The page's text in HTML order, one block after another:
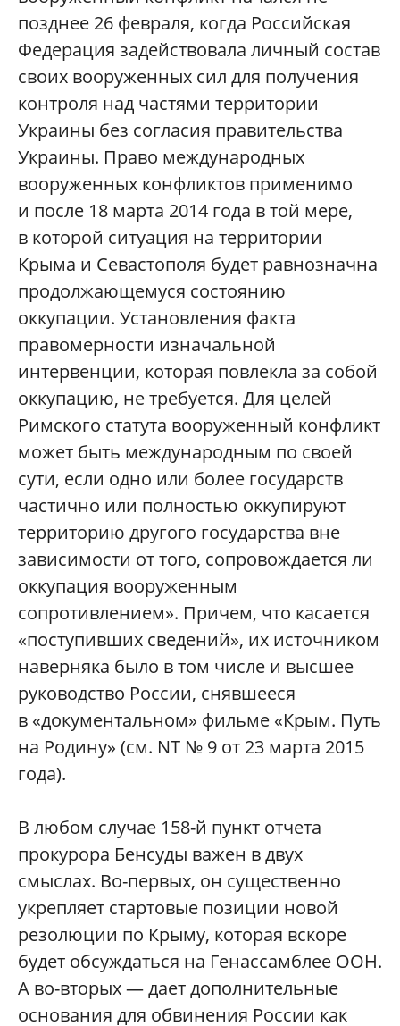
позднее 26 февраля, когда Российская
Федерация задействовала личный состав
своих вооруженных сил для получения
контроля над частями территории
Украины без согласия правительства
Украины. Право международных
вооруженных конфликтов применимо
и после 18 марта 2014 года в той мере,
в которой ситуация на территории
Крыма и Севастополя будет равнозначна
продолжающемуся состоянию
оккупации. Установления факта
правомерности изначальной
интервенции, которая повлекла за собой
оккупацию, не требуется. Для целей
Римского статута вооруженный конфликт
может быть международным по своей
сути, если одно или более государств
частично или полностью оккупируют
территорию другого государства вне
зависимости от того, сопровождается ли
оккупация вооруженным
сопротивлением». Причем, что касается
«поступивших сведений», их источником
наверняка было в том числе и высшее
руководство России, снявшееся
в «документальном» фильме «Крым. Путь
на Родину» (см. NT № 9 от 23 марта 2015
года).
В любом случае 158-й пункт отчета
прокурора Бенсуды важен в двух
смыслах. Во-первых, он существенно
укрепляет стартовые позиции новой
резолюции по Крыму, которая вскоре
будет обсуждаться на Генассамблее ООН.
А во-вторых — дает дополнительные
основания для обвинения России как